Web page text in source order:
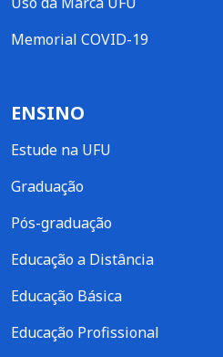
Memorial COVID-19
ENSINO
Estude na UFU
Graduação
Pós-graduação
Educação a Distância
Educação Básica
Educação Profissional